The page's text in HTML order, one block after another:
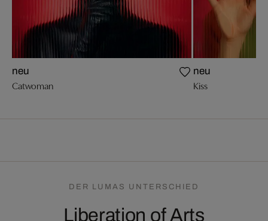
neu
Catwoman
neu
Kiss
DER LUMAS UNTERSCHIED
Liberation of Arts